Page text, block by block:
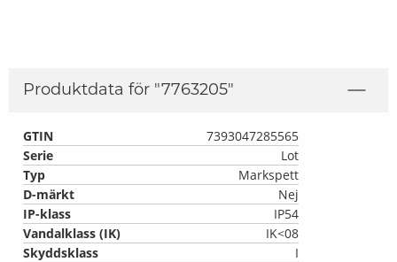
Produktdata för "7763205"
GTIN
7393047285565
Serie
Lot
Typ
Markspett
D-märkt
Nej
IP-klass
IP54
Vandalklass (IK)
IK<08
Skyddsklass
I